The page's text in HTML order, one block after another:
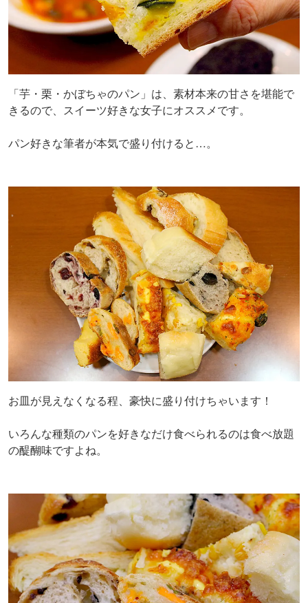
「芋・栗・かぼちゃのパン」は、素材本来の甘さを堪能で
きるので、スイーツ好きな女子にオススメです。
パン好きな筆者が本気で盛り付けると…。
お皿が見えなくなる程、豪快に盛り付けちゃいます！
いろんな種類のパンを好きなだけ食べられるのは食べ放題
の醍醐味ですよね。